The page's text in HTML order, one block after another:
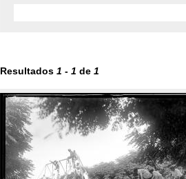
Resultados 1 - 1 de 1